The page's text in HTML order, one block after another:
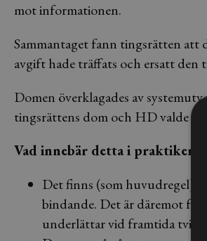
mot informationen.
Sammantaget fann tingsrätten
avgift hade träffats och ersatt den
Domen överklagades av
tingsrättens dom och HD valde
Vad innebär detta i praktiken?
Det finns (som huvudregel)
bindande. Det är däremot
underlättar vid framtida